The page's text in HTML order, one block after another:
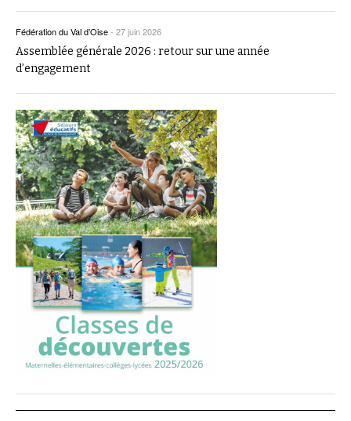
Fédération du Val d’Oise- 27 juin 2026
Assemblée générale 2026 : retour sur une année
d’engagement